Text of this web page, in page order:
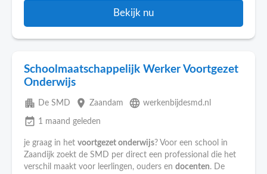
Bekijk nu
Schoolmaatschappelijk Werker Voortgezet
Onderwijs
apartment De SMD place Zaandam language werkenbijdesmd.nl
event_available 1 maand geleden
je graag in het voortgezet onderwijs? Voor een school in
Zaandijk zoekt de SMD per direct een professional die het
verschil maakt voor leerlingen, ouders en docenten. De